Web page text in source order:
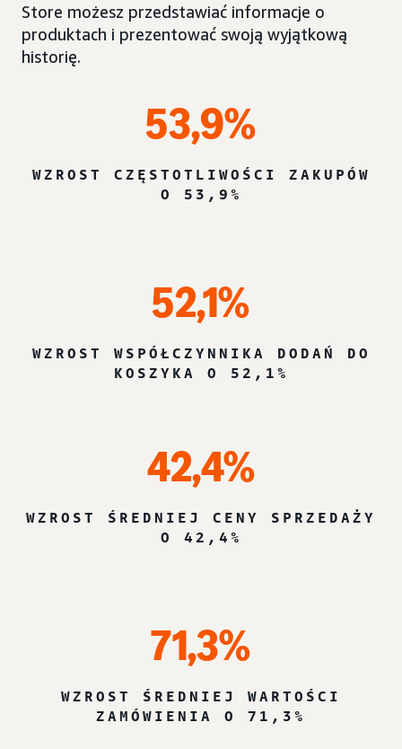
Store możesz przedstawiać informacje o
produktach i prezentować swoją wyjątkową
historię.
53,9%
WZROST CZĘSTOTLIWOŚCI ZAKUPÓW
O 53,9%
52,1%
WZROST WSPÓŁCZYNNIKA DODAŃ DO
KOSZYKA O 52,1%
42,4%
WZROST ŚREDNIEJ CENY SPRZEDAŻY
O 42,4%
71,3%
WZROST ŚREDNIEJ WARTOŚCI
ZAMÓWIENIA O 71,3%